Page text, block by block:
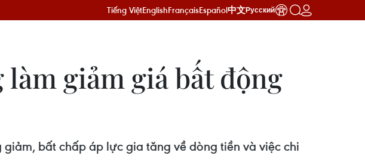
Tiếng ViệtEnglishFrançaisEspañol中文Русский
giảm giá bất động
bất chấp áp lực gia tăng về dòng tiền và việc chi